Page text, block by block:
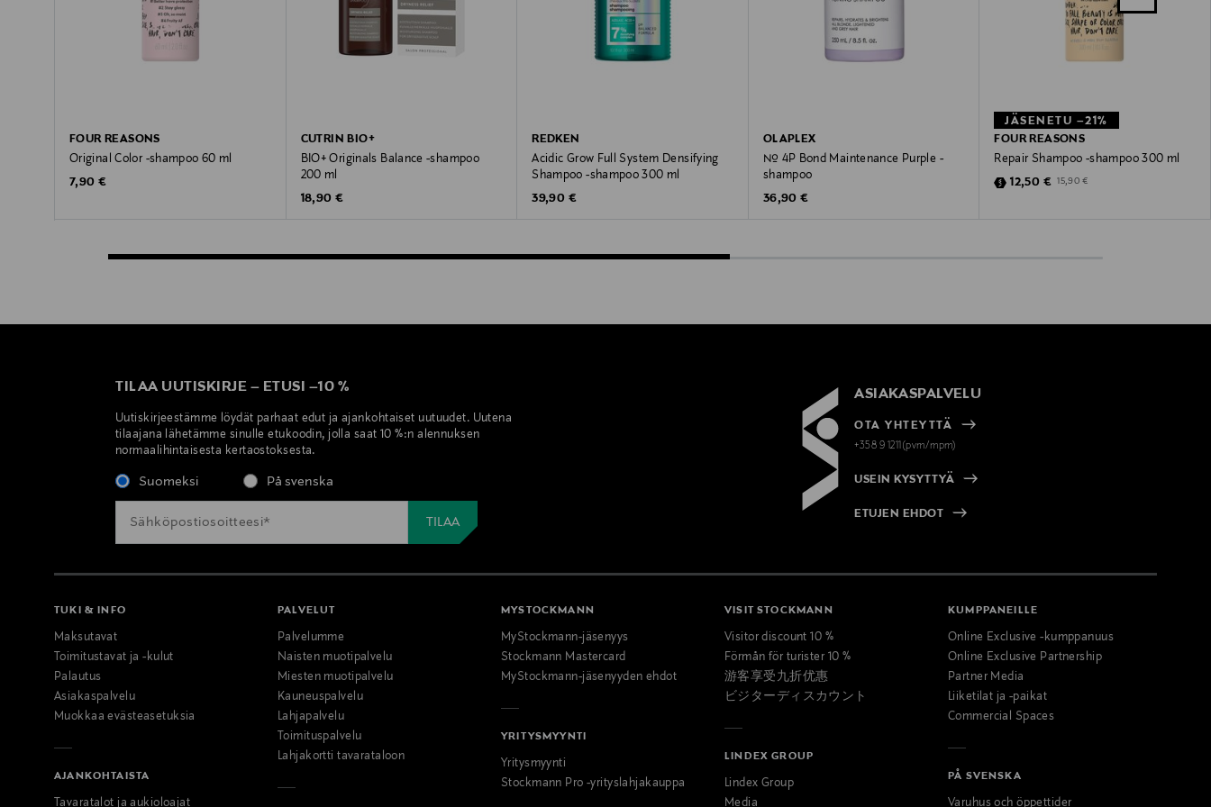
FOUR REASONS
Original Color -shampoo 60 ml
Original Price
7,90 €
CUTRIN BIO+
BIO+ Originals Balance -shampoo
200 ml
Original Price
18,90 €
REDKEN
Acidic Grow Full System Densifying
Shampoo -shampoo 300 ml
Original Price
39,90 €
OLAPLEX
№ 4P Bond Maintenance Purple -
shampoo
Original Price
36,90 €
JÄSENETU –21%
FOUR REASONS
Repair Shampoo -shampoo 300 ml
Discounted Price
12,50 € Original Price
15,90 €
TILAA UUTISKIRJE – ETUSI –10 %
Uutiskirjeestämme löydät parhaat edut ja ajankohtaiset uutuudet. Uutena
tilaajana lähetämme sinulle etukoodin, jolla saat 10 %:n alennuksen
normaalihintaisesta kertaostoksesta.
Suomeksi På svenska
ASIAKASPALVELU
OTA YHTEYTTÄ
+358 9 1211(pvm/mpm)
USEIN KYSYTTYÄ
ETUJEN EHDOT
TUKI & INFO
Maksutavat
Toimitustavat ja -kulut
Palautus
Asiakaspalvelu
Muokkaa evästeasetuksia
AJANKOHTAISTA
Tavaratalot ja aukioloajat
PALVELUT
Palvelumme
Naisten muotipalvelu
Miesten muotipalvelu
Kauneuspalvelu
Lahjapalvelu
Toimituspalvelu
Lahjakortti tavarataloon
MYSTOCKMANN
MyStockmann-jäsenyys
Stockmann Mastercard
MyStockmann-jäsenyyden ehdot
YRITYSMYYNTI
Yritysmyynti
Stockmann Pro -yrityslahjakauppa
VISIT STOCKMANN
Visitor discount 10 %
Förmån för turister 10 %
游客享受九折优惠
ビジターディスカウント
LINDEX GROUP
Lindex Group
Media
KUMPPANEILLE
Online Exclusive -kumppanuus
Online Exclusive Partnership
Partner Media
Liiketilat ja -paikat
Commercial Spaces
PÅ SVENSKA
Varuhus och öppettider